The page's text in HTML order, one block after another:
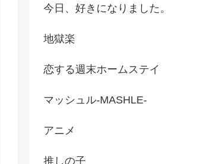
今日、好きになりました。
地獄楽
恋する週末ホームステイ
マッシュル-MASHLE-
アニメ
推しの子